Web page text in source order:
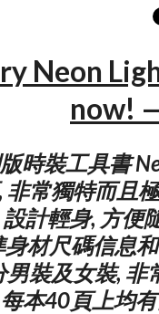
Neon
now!
時裝工具書
非常獨特而且
設計輕身, 方
材尺碼信息
裝及女裝, 非
每本40頁上均有